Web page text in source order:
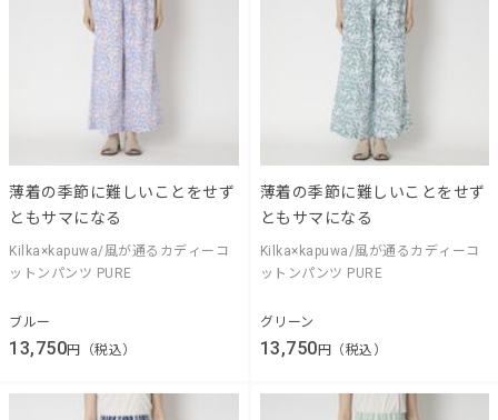
薄着の季節に難しいことをせず
ともサマになる
Kilka×kapuwa/風が通るカディーコ
ットンパンツ PURE
ブルー
13,750円（税込）
薄着の季節に難しいことをせず
ともサマになる
Kilka×kapuwa/風が通るカディーコ
ットンパンツ PURE
グリーン
13,750 円（税込）